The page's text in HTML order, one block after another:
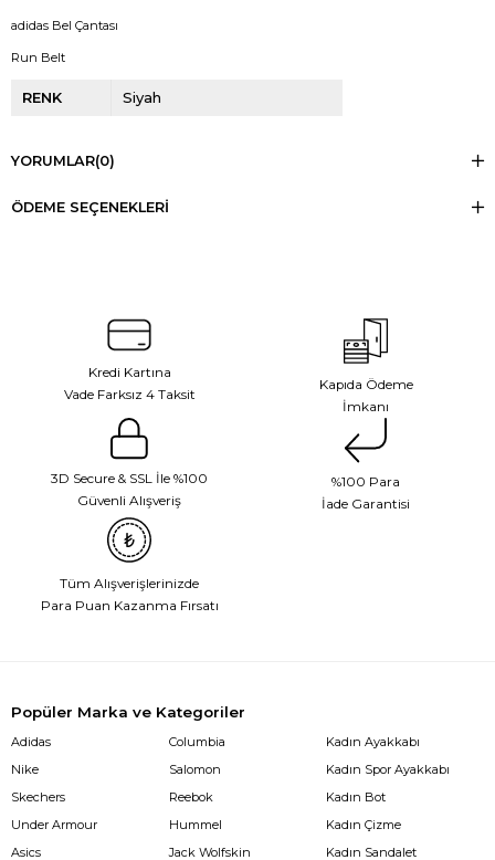
adidas Bel Çantası
Run Belt
RENK Siyah
YORUMLAR(0)
ÖDEME SEÇENEKLERI
Kredi Kartına
Vade Farksız 4 Taksit
Kapıda Ödeme
İmkanı
3D Secure & SSL İle %100
Güvenli Alışveriş
%100 Para
İade Garantisi
Tüm Alışverişlerinizde
Para Puan Kazanma Fırsatı
Popüler Marka ve Kategoriler
Adidas
Nike
Skechers
Under Armour
Asics
Columbia
Salomon
Reebok
Hummel
Jack Wolfskin
Kadın Ayakkabı
Kadın Spor Ayakkabı
Kadın Bot
Kadın Çizme
Kadın Sandalet